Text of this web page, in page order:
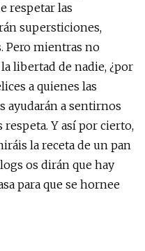
respetar las
supersticiones,
Pero mientras no
libertad de nadie, ¿por
a quienes las
ayudarán a sentirnos
respeta. Y así por cierto,
la receta de un pan
os dirán que hay
para que se hornee